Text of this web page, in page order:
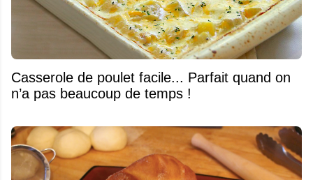
Casserole de poulet facile... Parfait quand on
n’a pas beaucoup de temps !